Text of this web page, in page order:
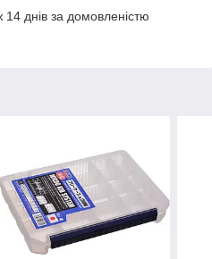
днів за домовленістю